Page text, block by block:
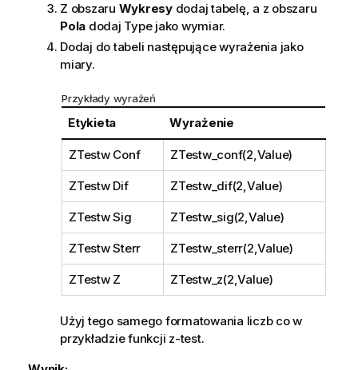
Z obszaru Wykresydodaj tabelę, a z obszaru
Pola dodaj Typejako wymiar.
Dodaj do tabeli następujące wyrażenia jako
miary.
Przykłady wyrażeń
Etykieta Wyrażenie
ZTestw Conf ZTestw_conf(2,Value)
ZTestw Dif ZTestw_dif(2,Value)
ZTestw Sig ZTestw_sig(2,Value)
ZTestw Sterr ZTestw_sterr(2,Value)
ZTestw Z ZTestw_z(2,Value)
Użyj tego samego formatowania liczb co w
przykładzie funkcji z-test.